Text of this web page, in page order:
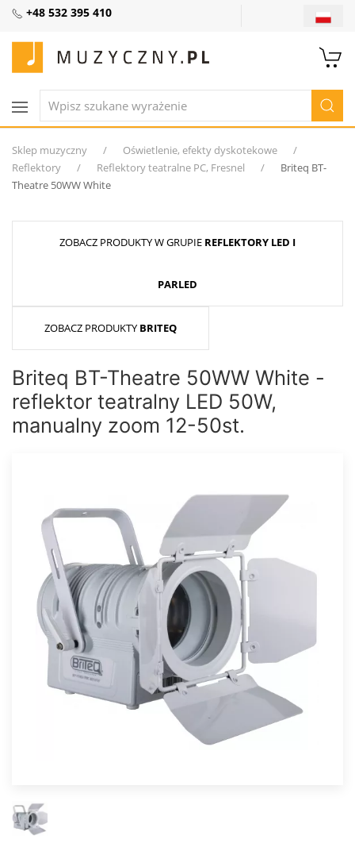
+48 532 395 410
Sklep muzyczny
Oświetlenie, efekty dyskotekowe
Reflektory
Reflektory teatralne PC, Fresnel
Briteq BT-
Theatre 50WW White
ZOBACZ PRODUKTY W GRUPIE REFLEKTORY LED I
PARLED
ZOBACZ PRODUKTY BRITEQ
Briteq BT-Theatre 50WW White -
reflektor teatralny LED 50W,
manualny zoom 12-50st.